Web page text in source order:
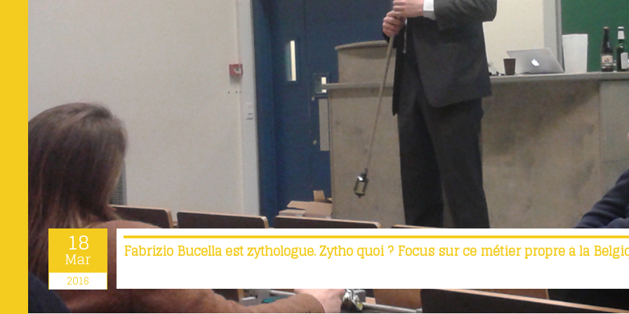
18
Mar
2016
Fabrizio Bucella est zythologue. Zytho quoi ? Focus sur ce métier propre à la